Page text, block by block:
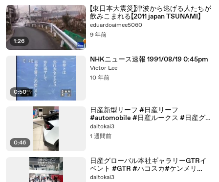
1:26
【東日本大震災】津波から逃げる人たちが
飲みこまれる【2011 japan TSUNAMI】
eduardoaimee5060
9 年前
0:50
NHKニュース速報 1991/08/19 0:45pm
Victor Lee
10 年前
0:46
日産新型リーフ #日産リーフ
#automobile #日産ルークス #日産グロ
ーバル本社ギャラリー ＃Playground
daitokai3
1 週間前
日産グローバル本社ギャラリーGTRイ
ベント #GTR #ハコスカ#ケンメリ
#automobile #日産
daitokai3